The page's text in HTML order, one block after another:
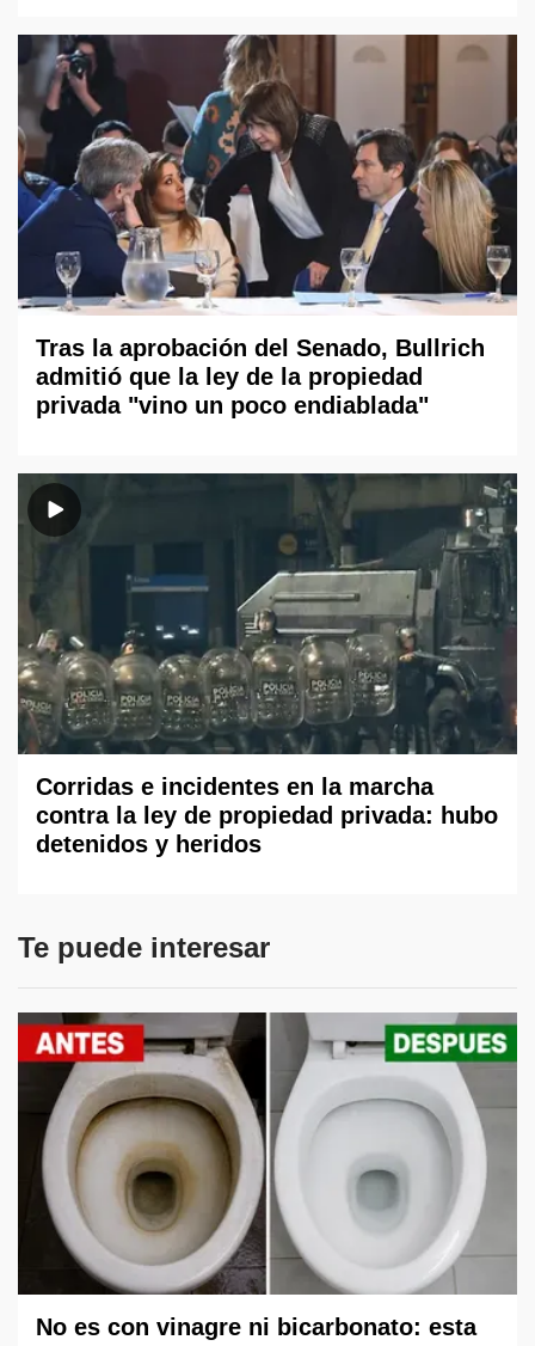
Tras la aprobación del Senado, Bullrich
admitió que la ley de la propiedad
privada "vino un poco endiablada"
Corridas e incidentes en la marcha
contra la ley de propiedad privada: hubo
detenidos y heridos
Te puede interesar
No es con vinagre ni bicarbonato: esta